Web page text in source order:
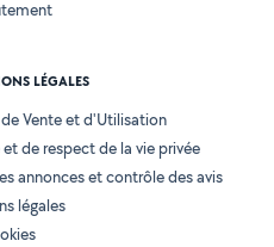
LÉGALES
Vente et d'Utilisation
de respect de la vie privée
annonces et contrôle des avis
légales